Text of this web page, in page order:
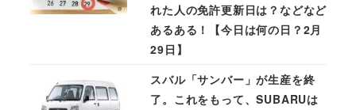
れた人の免許更新日は？などなど
あるある！【今日は何の日？2月
29日】
スバル「サンバー」が生産を終
了。これをもって、SUBARUは